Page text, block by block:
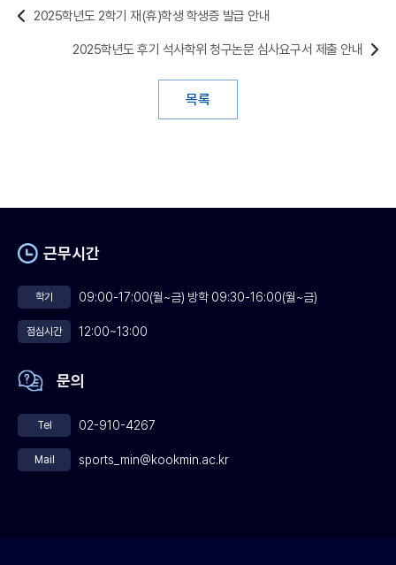
2025학년도 2학기 재(휴)학생 학생증 발급 안내
목록
2025학년도 후기 석사학위 청구논문 심사요구서 제출 안내
근무시간
학기 09:00-17:00(월~금) 방학 09:30-16:00(월~금)
점심시간 12:00~13:00
문의
Tel 02-910-4267
Mail sports_min@kookmin.ac.kr